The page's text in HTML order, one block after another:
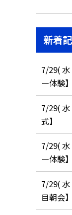
新着
7/29( 水
ー体験】
7/29( 水
式】
7/29( 水
ー体験】
7/29( 水
目朝会】